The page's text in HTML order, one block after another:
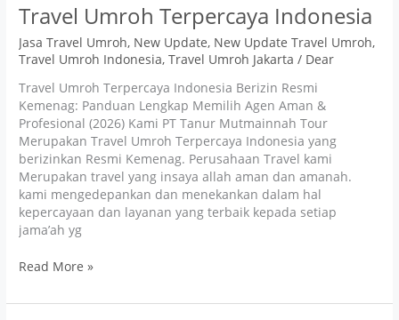
Travel Umroh Terpercaya Indonesia
Jasa Travel Umroh, New Update, New Update Travel Umroh,
Travel Umroh Indonesia,Travel Umroh Jakarta / Dear
Travel Umroh Terpercaya Indonesia Berizin Resmi
Kemenag: Panduan Lengkap Memilih Agen Aman &
Profesional (2026) Kami PT Tanur Mutmainnah Tour
Merupakan Travel Umroh Terpercaya Indonesia yang
berizinkan Resmi Kemenag. Perusahaan Travel kami
Merupakan travel yang insaya allah aman dan amanah.
kami mengedepankan dan menekankan dalam hal
kepercayaan dan layanan yang terbaik kepada setiap
jama’ah yg
Travel
Umroh
Terpercaya
Indonesia
Read More »